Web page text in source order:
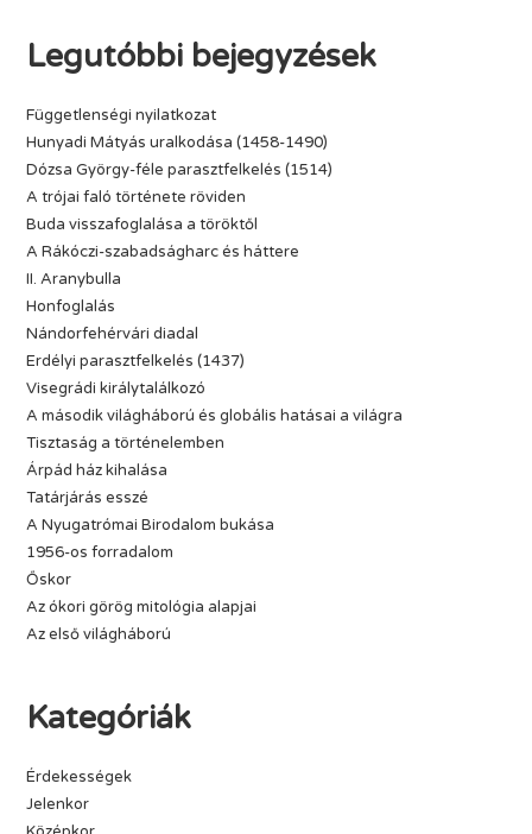
Legutóbbi bejegyzések
Függetlenségi nyilatkozat
Hunyadi Mátyás uralkodása (1458-1490)
Dózsa György-féle parasztfelkelés (1514)
A trójai faló története röviden
Buda visszafoglalása a töröktől
A Rákóczi-szabadságharc és háttere
II. Aranybulla
Honfoglalás
Nándorfehérvári diadal
Erdélyi parasztfelkelés (1437)
Visegrádi királytalálkozó
A második világháború és globális hatásai a világra
Tisztaság a történelemben
Árpád ház kihalása
Tatárjárás esszé
A Nyugatrómai Birodalom bukása
1956-os forradalom
Őskor
Az ókori görög mitológia alapjai
Az első világháború
Kategóriák
Érdekességek
Jelenkor